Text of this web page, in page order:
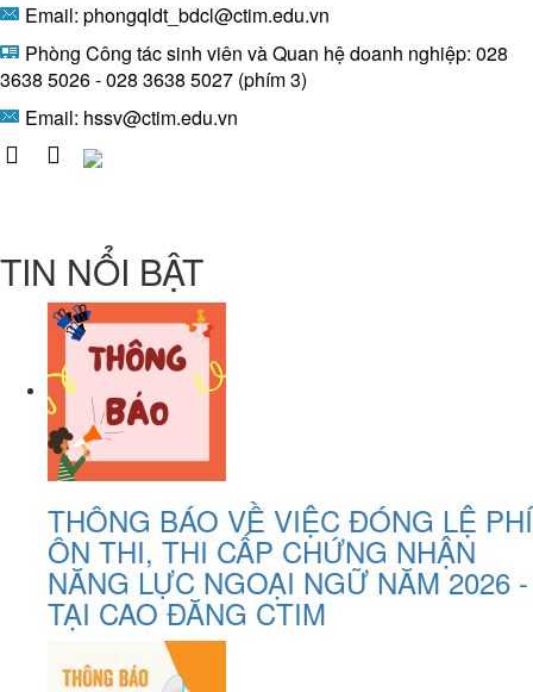
Email: phongqldt_bdcl@ctim.edu.vn
Phòng Công tác sinh viên và Quan hệ doanh nghiệp: 028
3638 5026 - 028 3638 5027 (phím 3)
Email: hssv@ctim.edu.vn
TIN NỔI BẬT
THÔNG BÁO VỀ VIỆC ĐÓNG LỆ PHÍ
ÔN THI, THI CẤP CHỨNG NHẬN
NĂNG LỰC NGOẠI NGỮ NĂM 2026 -
TẠI CAO ĐĂNG CTIM